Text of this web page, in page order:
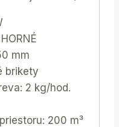
mm
brikety
2 kg/hod.
200 m³